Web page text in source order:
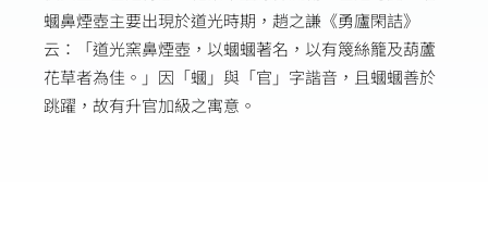
蟈鼻煙壺主要出現於道光時期，趙之謙《勇廬閑詰》
云：「道光窯鼻煙壺，以蟈蟈著名，以有篾絲籠及葫蘆
花草者為佳。」因「蟈」與「官」字諧音，且蟈蟈善於
跳躍，故有升官加級之寓意。